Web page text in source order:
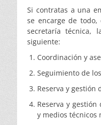
Si contratas a una
se encarge de
secretaría técnica,
siguiente:
Coordinación y
Seguimiento de
Reserva y gestión
Reserva y
y medios técnicos